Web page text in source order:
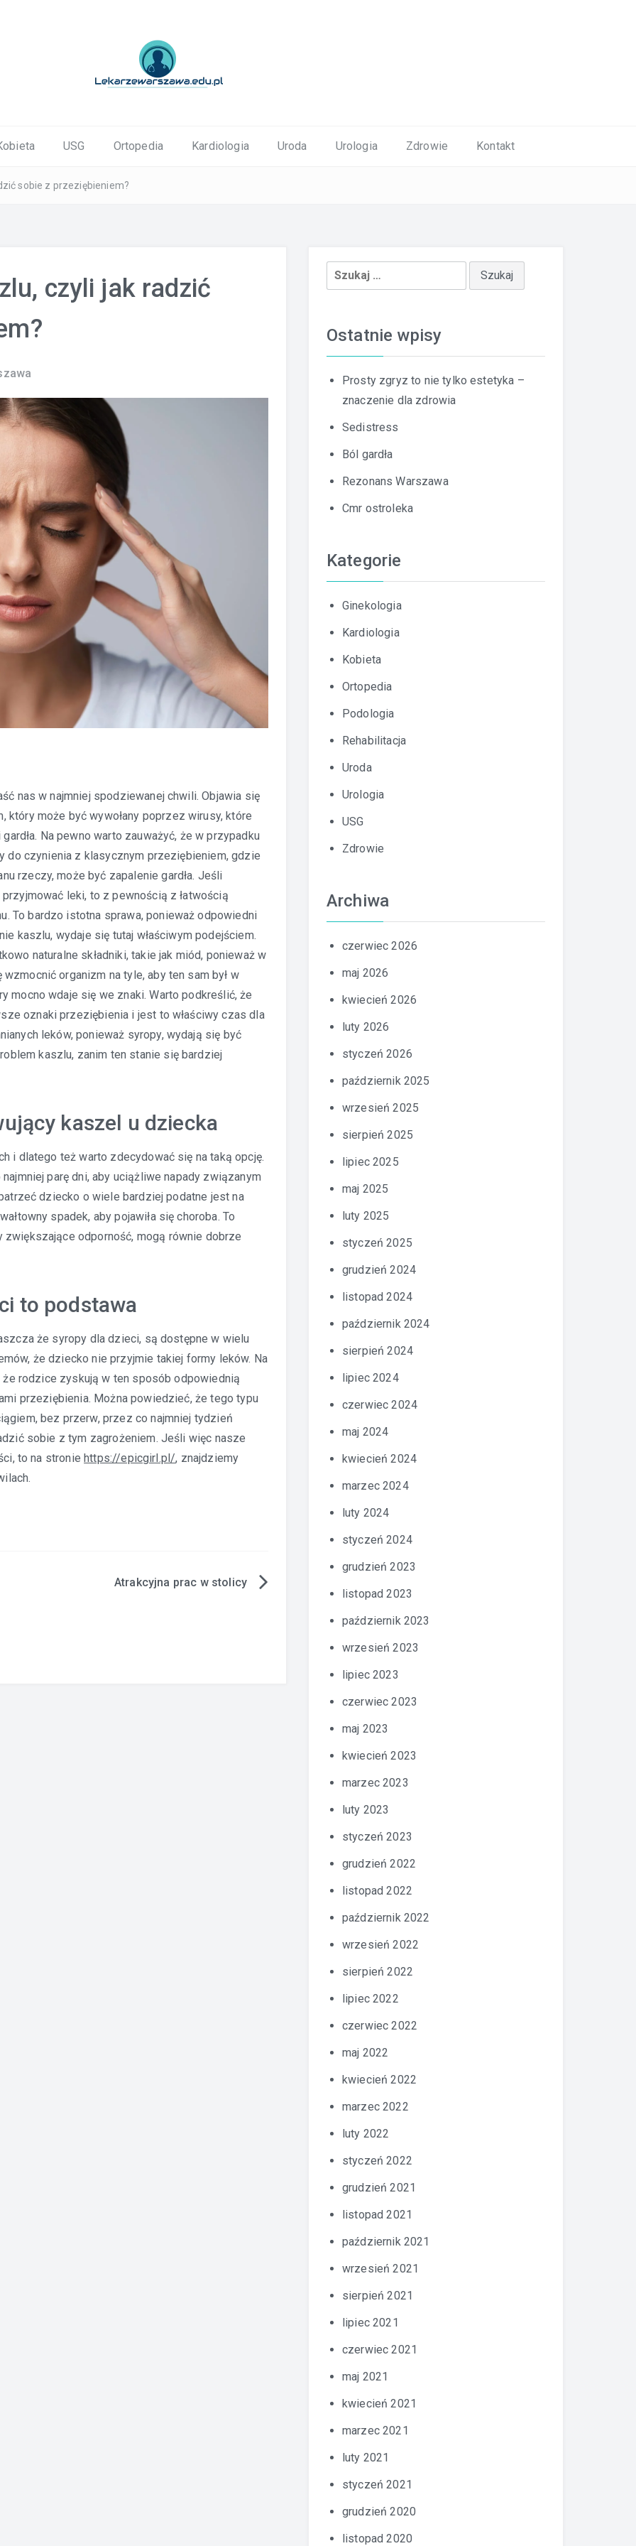
USG Ortopedia Kardiologia Uroda Urologia Zdrowie Kontakt
sobie z przeziębieniem?
czyli jak radzić
nas w najmniej spodziewanej chwili. Objawia się
może być wywołany poprzez wirusy, które
Na pewno warto zauważyć, że w przypadku
do czynienia z klasycznym przeziębieniem, gdzie
rzeczy, może być zapalenie gardła. Jeśli
leki, to z pewnością z łatwością
To bardzo istotna sprawa, ponieważ odpowiedni
kaszlu, wydaje się tutaj właściwym podejściem.
naturalne składniki, takie jak miód, ponieważ w
organizm na tyle, aby ten sam był w
mocno wdaje się we znaki. Warto podkreślić, że
oznaki przeziębienia i jest to właściwy czas dla
leków, ponieważ syropy, wydają się być
kaszlu, zanim ten stanie się bardziej
kaszel u dziecka
i dlatego też warto zdecydować się na taką opcję.
parę dni, aby uciążliwe napady związanym
dziecko o wiele bardziej podatne jest na
spadek, aby pojawiła się choroba. To
odporność, mogą równie dobrze
to podstawa
że syropy dla dzieci, są dostępne w wielu
że dziecko nie przyjmie takiej formy leków. Na
rodzice zyskują w ten sposób odpowiednią
przeziębienia. Można powiedzieć, że tego typu
bez przerw, przez co najmniej tydzień
sobie z tym zagrożeniem. Jeśli więc nasze
to na stronie https://epicgirl.pl/, znajdziemy
Atrakcyjna prac w stolicy
Szukaj:
Ostatnie wpisy
Prosty zgryz to nie tylko estetyka –
znaczenie dla zdrowia
Sedistress
Ból gardła
Rezonans Warszawa
Cmr ostroleka
Kategorie
Ginekologia
Kardiologia
Kobieta
Ortopedia
Podologia
Rehabilitacja
Uroda
Urologia
USG
Zdrowie
Archiwa
czerwiec 2026
maj 2026
kwiecień 2026
luty 2026
styczeń 2026
październik 2025
wrzesień 2025
sierpień 2025
lipiec 2025
maj 2025
luty 2025
styczeń 2025
grudzień 2024
listopad 2024
październik 2024
sierpień 2024
lipiec 2024
czerwiec 2024
maj 2024
kwiecień 2024
marzec 2024
luty 2024
styczeń 2024
grudzień 2023
listopad 2023
październik 2023
wrzesień 2023
lipiec 2023
czerwiec 2023
maj 2023
kwiecień 2023
marzec 2023
luty 2023
styczeń 2023
grudzień 2022
listopad 2022
październik 2022
wrzesień 2022
sierpień 2022
lipiec 2022
czerwiec 2022
maj 2022
kwiecień 2022
marzec 2022
luty 2022
styczeń 2022
grudzień 2021
listopad 2021
październik 2021
wrzesień 2021
sierpień 2021
lipiec 2021
czerwiec 2021
maj 2021
kwiecień 2021
marzec 2021
luty 2021
styczeń 2021
grudzień 2020
listopad 2020